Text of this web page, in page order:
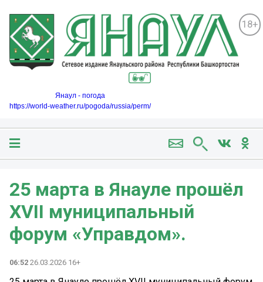
18+
Янаул - погода
https://world-weather.ru/pogoda/russia/perm/
25 марта в Янауле прошёл
XVII муниципальный
форум «Управдом».
06:52 26.03.2026 16+